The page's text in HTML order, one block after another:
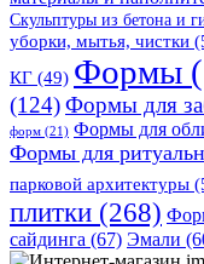
Скульптуры из бетона и
уборки, мытья, чистки
КГ (49) Формы
(124)Формы для
форм (21) Формы для
Формы для
парковой архитектуры
плитки (268)
сайдинга (67) Эмали